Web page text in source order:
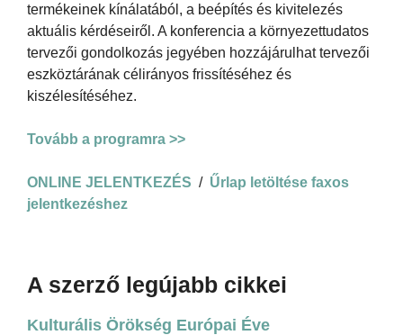
termékeinek kínálatából, a beépítés és kivitelezés
aktuális kérdéseiről. A konferencia a környezettudatos
tervezői gondolkozás jegyében hozzájárulhat tervezői
eszköztárának célirányos frissítéséhez és
kiszélesítéséhez.
Tovább a programra >>
ONLINE JELENTKEZÉS / Űrlap letöltése faxos
jelentkezéshez
A szerző legújabb cikkei
Kulturális Örökség Európai Éve